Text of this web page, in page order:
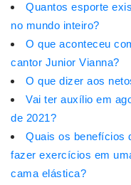
Quantos esporte
no mundo inteiro?
O que aconteceu
cantor Junior Vianna?
O que dizer aos
Vai ter auxílio em
de 2021?
Quais os benefícios
fazer exercícios em
cama elástica?